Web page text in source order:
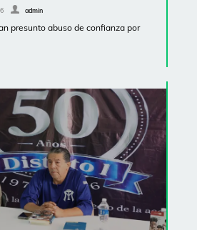
admin
presunto abuso de confianza por